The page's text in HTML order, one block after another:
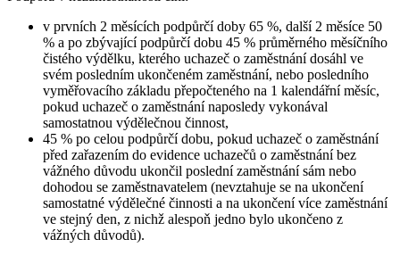
v prvních 2 měsících podpůrčí doby 65 %, další 2 měsíce 50
% a po zbývající podpůrčí dobu 45 % průměrného měsíčního
čistého výdělku, kterého uchazeč o zaměstnání dosáhl ve
svém posledním ukončeném zaměstnání, nebo posledního
vyměřovacího základu přepočteného na 1 kalendářní měsíc,
pokud uchazeč o zaměstnání naposledy vykonával
samostatnou výdělečnou činnost,
45 % po celou podpůrčí dobu, pokud uchazeč o zaměstnání
před zařazením do evidence uchazečů o zaměstnání bez
vážného důvodu ukončil poslední zaměstnání sám nebo
dohodou se zaměstnavatelem (nevztahuje se na ukončení
samostatné výdělečné činnosti a na ukončení více zaměstnání
ve stejný den, z nichž alespoň jedno bylo ukončeno z
vážných důvodů).